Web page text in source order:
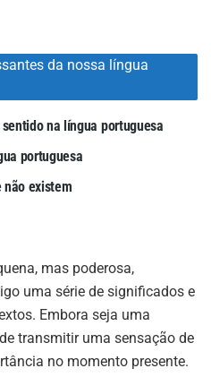
da nossa língua
na língua portuguesa
portuguesa
não existem
mas poderosa,
uma série de significados e
Embora seja uma
transmitir uma sensação de
no momento presente.